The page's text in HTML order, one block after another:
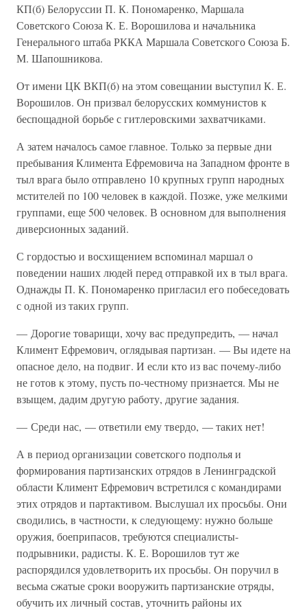
КП(б) Белоруссии П. К. Пономаренко, Маршала
Советского Союза К. Е. Ворошилова и начальника
Генерального штаба РККА Маршала Советского Союза Б.
М. Шапошникова.
От имени ЦК ВКП(б) на этом совещании выступил К. Е.
Ворошилов. Он призвал белорусских коммунистов к
беспощадной борьбе с гитлеровскими захватчиками.
А затем началось самое главное. Только за первые дни
пребывания Климента Ефремовича на Западном фронте в
тыл врага было отправлено 10 крупных групп народных
мстителей по 100 человек в каждой. Позже, уже мелкими
группами, еще 500 человек. В основном для выполнения
диверсионных заданий.
С гордостью и восхищением вспоминал маршал о
поведении наших людей перед отправкой их в тыл врага.
Однажды П. К. Пономаренко пригласил его побеседовать
с одной из таких групп.
— Дорогие товарищи, хочу вас предупредить, — начал
Климент Ефремович, оглядывая партизан. — Вы идете на
опасное дело, на подвиг. И если кто из вас почему-либо
не готов к этому, пусть по-честному признается. Мы не
взыщем, дадим другую работу, другие задания.
— Среди нас, — ответили ему твердо, — таких нет!
А в период организации советского подполья и
формирования партизанских отрядов в Ленинградской
области Климент Ефремович встретился с командирами
этих отрядов и партактивом. Выслушал их просьбы. Они
сводились, в частности, к следующему: нужно больше
оружия, боеприпасов, требуются специалисты-
подрывники, радисты. К. Е. Ворошилов тут же
распорядился удовлетворить их просьбы. Он поручил в
весьма сжатые сроки вооружить партизанские отряды,
обучить их личный состав, уточнить районы их